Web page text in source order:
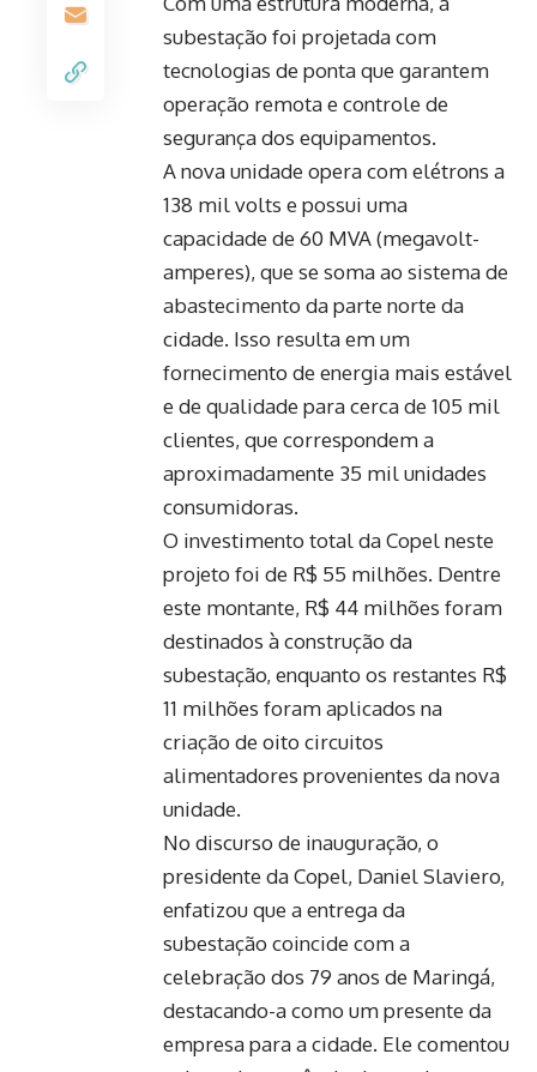
subestação foi projetada com
tecnologias de ponta que garantem
operação remota e controle de
segurança dos equipamentos.
A nova unidade opera com elétrons a
138 mil volts e possui uma
capacidade de 60 MVA (megavolt-
amperes), que se soma ao sistema de
abastecimento da parte norte da
cidade. Isso resulta em um
fornecimento de energia mais estável
e de qualidade para cerca de 105 mil
clientes, que correspondem a
aproximadamente 35 mil unidades
consumidoras.
O investimento total da Copel neste
projeto foi de R$ 55 milhões. Dentre
este montante, R$ 44 milhões foram
destinados à construção da
subestação, enquanto os restantes R$
11 milhões foram aplicados na
criação de oito circuitos
alimentadores provenientes da nova
unidade.
No discurso de inauguração, o
presidente da Copel, Daniel Slaviero,
enfatizou que a entrega da
subestação coincide com a
celebração dos 79 anos de Maringá,
destacando-a como um presente da
empresa para a cidade. Ele comentou